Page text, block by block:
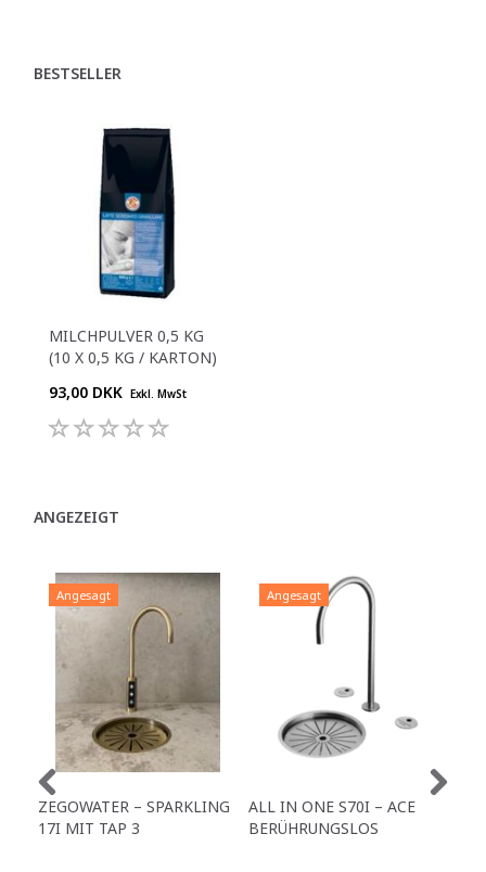
BESTSELLER
MILCHPULVER 0,5 KG
(10 X 0,5 KG / KARTON)
93,00 DKK Exkl. MwSt
ANGEZEIGT
Angesagt
ZEGOWATER – SPARKLING
17I MIT TAP 3
Angesagt
ALL IN ONE S70I – ACE
BERÜHRUNGSLOS